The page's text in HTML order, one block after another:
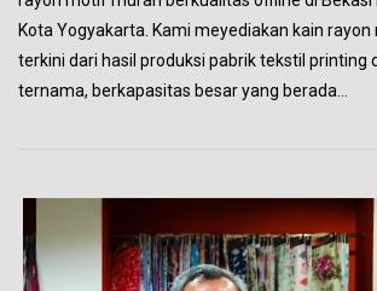
Kota Yogyakarta. Kami meyediakan kain
terkini dari hasil produksi pabrik tekstil printing
ternama, berkapasitas besar yang berada…